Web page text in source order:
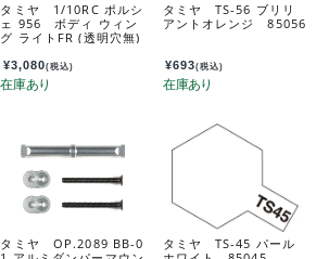
タミヤ 1/10RC ポルシ
ェ 956 ボディ ウィン
グ ライトFR (透明穴無)
ービスパーツ 198035
06-000
¥3,080(税込)
タミヤ TS-56 ブリリ
アントオレンジ 85056
¥693(税込)
タミヤ OP.2089 BB-0
タミヤ TS-45 パール